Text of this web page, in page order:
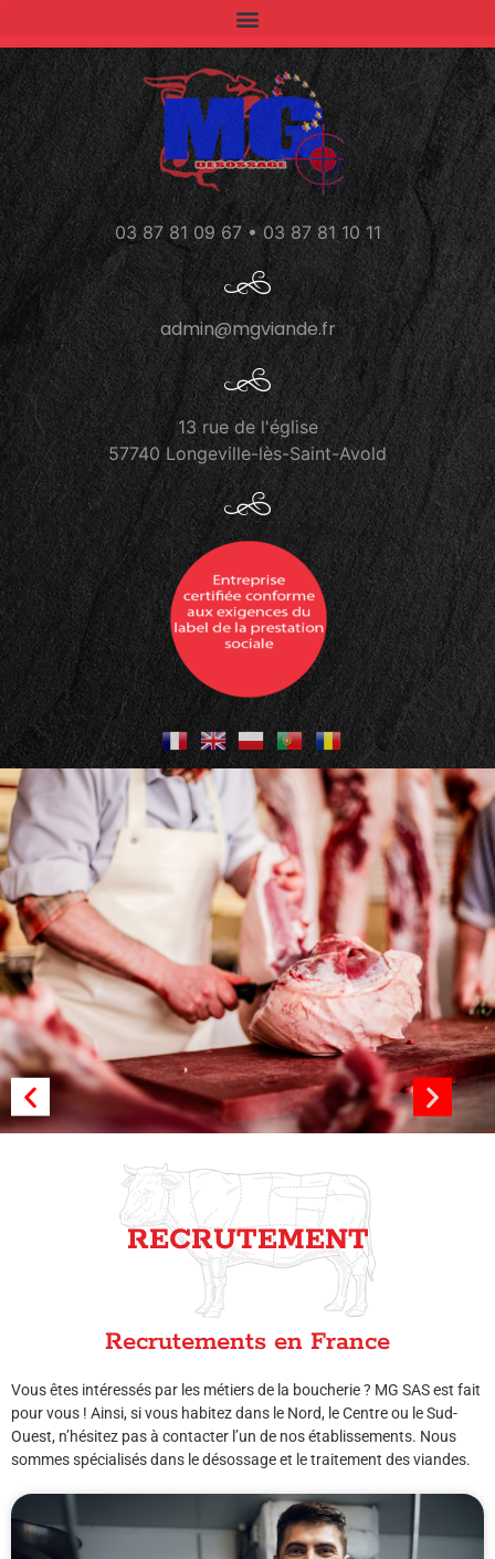
03 87 81 09 67 • 03 87 81 10 11
admin@mgviande.fr
13 rue de l'église
57740 Longeville-lès-Saint-Avold
dans le Grand Est
RECRUTEMENT
Recrutements en France
Vous êtes intéressés par les métiers de la boucherie ? MG SAS est fait
pour vous ! Ainsi, si vous habitez dans le Nord, le Centre ou le Sud-
Ouest, n’hésitez pas à contacter l’un de nos établissements. Nous
sommes spécialisés dans le désossage et le traitement des viandes.